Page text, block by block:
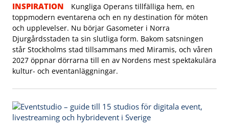
INSPIRATION
Kungliga Operans tillfälliga hem, en
toppmodern eventarena och en ny destination för möten
och upplevelser. Nu börjar Gasometer i Norra
Djurgårdsstaden ta sin slutliga form. Bakom satsningen
står Stockholms stad tillsammans med Miramis, och våren
2027 öppnar dörrarna till en av Nordens mest spektakulära
kultur- och eventanläggningar.